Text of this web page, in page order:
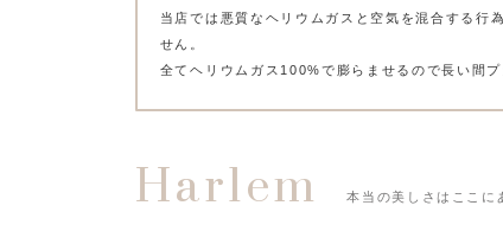
当店では悪質なヘリウムガスと空気を混合する行
せん。
全てヘリウムガス100%で膨らませるので長い間
Harlem 本当の美しさはここに